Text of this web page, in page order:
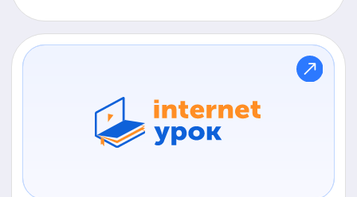
Cократили проверку
квалификации инженеров
с 4-х недель до нескольких
Нефтесервисная компания «АКРОС»